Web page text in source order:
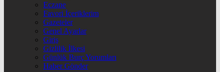
Eczane
Favori İçeriklerim
Gazeteler
Genel Ayarlar
Giriş
Gizlilik İlkesi
Günlük Burç Yorumları
Haber Gönder